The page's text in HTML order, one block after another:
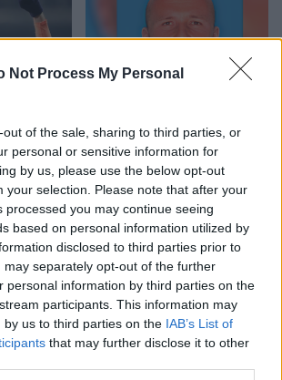
Not Process My Personal
out of the sale, sharing to third parties, or
personal or sensitive information for
by us, please use the below opt-out
your selection. Please note that after your
processed you may continue seeing
based on personal information utilized by
disclosed to third parties prior to
may separately opt-out of the further
personal information by third parties on the
participants. This information may
by us to third parties on the IAB’s List of
that may further disclose it to other
i
preku
lojtarët
Edmond Sulës, kontrolle
në Bërxullë dhe
shoqërime personash për
t’u marrë në pyetje
Këmbimi valutor/ Me sa
blihen e shiten dollari dhe